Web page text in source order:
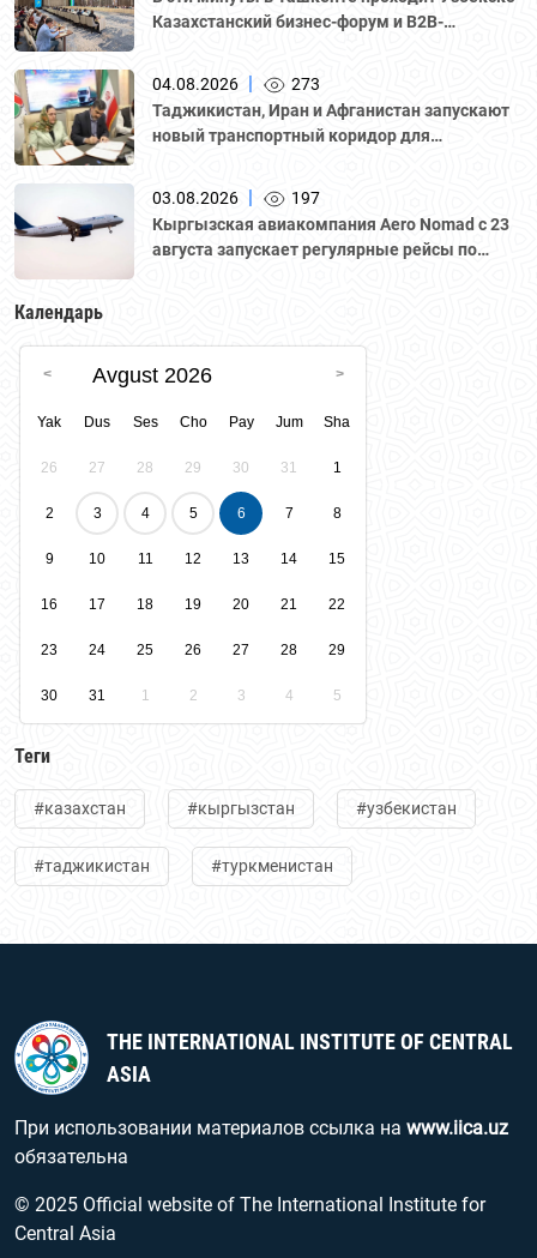
Казахстанский бизнес-форум и B2B-
Национальной палатой предпринимателей
Казахстана "Атамекен."
04.08.2026 |
273
Таджикистан, Иран и Афганистан запускают
новый транспортный коридор для
03.08.2026 |
197
Кыргызская авиакомпания Aero Nomad с 23
августа запускает регулярные рейсы по
Календарь
Avgust 2026
Yak Dus Ses Cho Pay Jum Sha
26 27 28 29 30 31 1
2 3 4 5 6 7 8
9 10 11 12 13 14 15
16 17 18 19 20 21 22
23 24 25 26 27 28 29
30 31 1 2 3 4 5
Теги
#казахстан #кыргызстан #узбекистан
#таджикистан #туркменистан
THE INTERNATIONAL INSTITUTE OF CENTRAL
ASIA
При использовании материалов ссылка на www.iica.uz
обязательна
© 2025 Official website of The International Institute for
Central Asia